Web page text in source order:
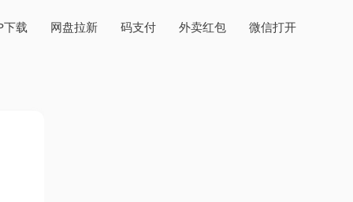
下载 网盘拉新 码支付 外卖红包 微信打开